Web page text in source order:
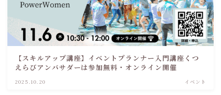
【スキルアップ講座】イベントプランナー入門講座くつ
えらびアンバサダーは参加無料・オンライン開催
2025.10.20 イベント